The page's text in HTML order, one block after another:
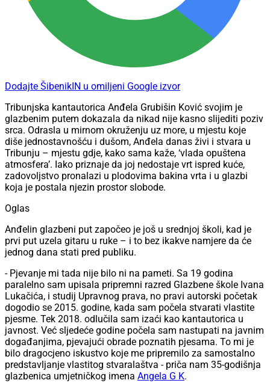
Dodajte ŠibenikIN u omiljeni Google izvor
Tribunjska kantautorica Anđela Grubišin Ković svojim je
glazbenim putem dokazala da nikad nije kasno slijediti poziv
srca. Odrasla u mirnom okruženju uz more, u mjestu koje
diše jednostavnošću i dušom, Anđela danas živi i stvara u
Tribunju – mjestu gdje, kako sama kaže, ‘vlada opuštena
atmosfera’. Iako priznaje da joj nedostaje vrt ispred kuće,
zadovoljstvo pronalazi u plodovima bakina vrta i u glazbi
koja je postala njezin prostor slobode.
Oglas
Anđelin glazbeni put započeo je još u srednjoj školi, kad je
prvi put uzela gitaru u ruke – i to bez ikakve namjere da će
jednog dana stati pred publiku.
- Pjevanje mi tada nije bilo ni na pameti. Sa 19 godina
paralelno sam upisala pripremni razred Glazbene škole Ivana
Lukačića, i studij Upravnog prava, no pravi autorski početak
dogodio se 2015. godine, kada sam počela stvarati vlastite
pjesme. Tek 2018. odlučila sam izaći kao kantautorica u
javnost. Već sljedeće godine počela sam nastupati na javnim
događanjima, pjevajući obrade poznatih pjesama. To mi je
bilo dragocjeno iskustvo koje me pripremilo za samostalno
predstavljanje vlastitog stvaralaštva - priča nam 35-godišnja
glazbenica umjetničkog imena Angela G K.